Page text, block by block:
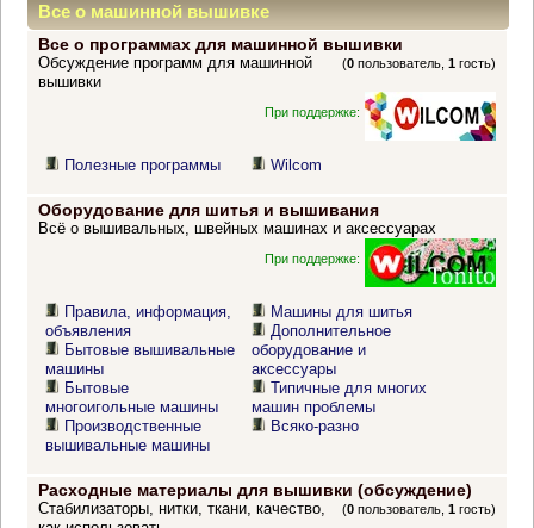
Все о машинной вышивке
Все о программах для машинной вышивки
(0 пользователь,1 гость)
Обсуждение программ для машинной
вышивки
При поддержке:
Полезные программы Wilcom
Оборудование для шитья и вышивания
Всё о вышивальных, швейных машинах и аксессуарах
При поддержке:
Правила, информация,
объявления
Бытовые вышивальные
машины
Бытовые
многоигольные машины
Производственные
вышивальные машины
Машины для шитья
Дополнительное
оборудование и
аксессуары
Типичные для многих
машин проблемы
Всяко-разно
Расходные материалы для вышивки (обсуждение)
(0 пользователь,1 гость)
Стабилизаторы, нитки, ткани, качество,